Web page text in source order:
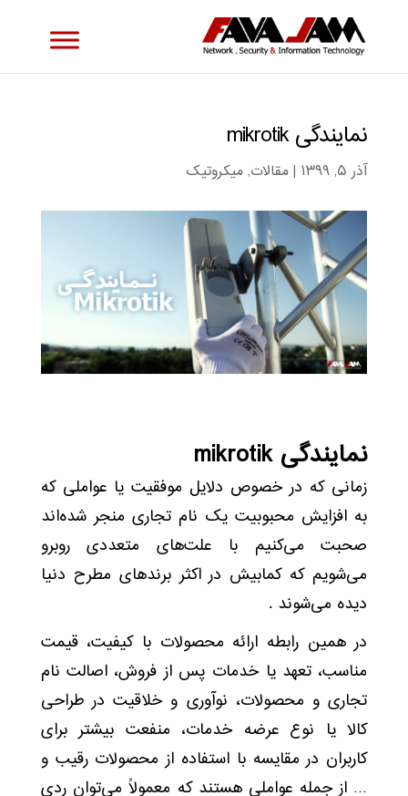
نمایندگی mikrotik
آذر ۵, ۱۳۹۹ |مقالات,میکروتیک
نمایندگی mikrotik
زمانی که در خصوص دلایل موفقیت یا عواملی که
به افزایش محبوبیت یک نام تجاری منجر شده‌اند
صحبت می‌کنیم با علت‌های متعددی روبرو
می‌شویم که کمابیش در اکثر برندهای مطرح دنیا
دیده می‌شوند .
در همین رابطه ارائه محصولات با کیفیت، قیمت
مناسب، تعهد یا خدمات پس از فروش، اصالت نام
تجاری و محصولات، نوآوری و خلاقیت در طراحی
کالا یا نوع عرضه خدمات، منفعت بیشتر برای
کاربران در مقایسه با استفاده از محصولات رقیب و
… از جمله عواملی هستند که معمولاً می‌توان ردی